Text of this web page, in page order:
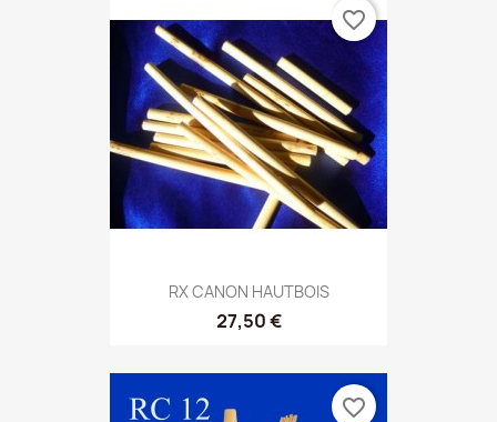
RX CANON HAUTBOIS
27,50 €
favorite_border
favorite_border